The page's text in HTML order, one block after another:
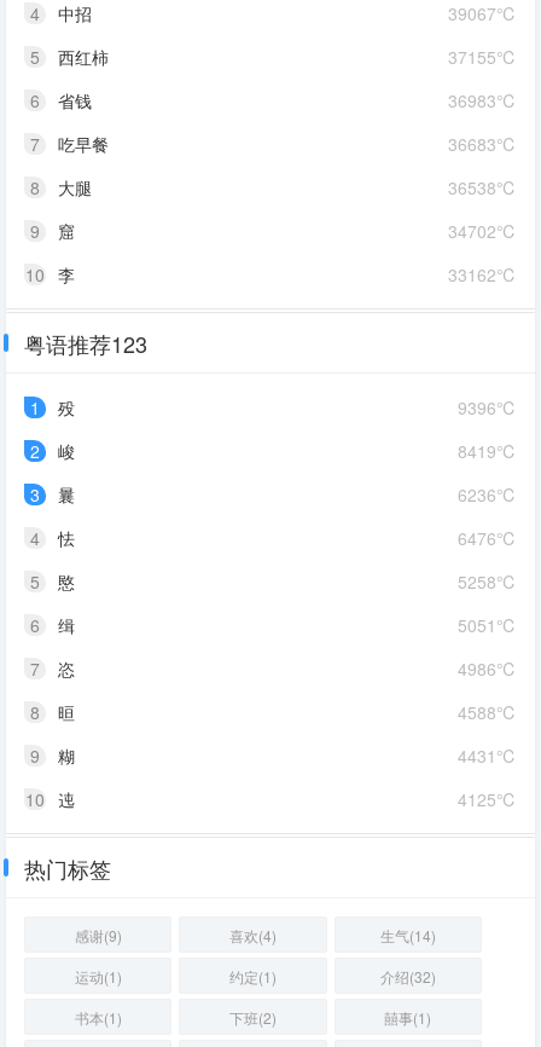
39067℃
4
中招
37155℃
5
西红柿
36983℃
6
省钱
36683℃
7
吃早餐
36538℃
8
大腿
34702℃
9
窟
33162℃
10 李
粤语推荐123
9396℃
1
殁
8419℃
2
峻
6236℃
3
曩
6476℃
4
怯
5258℃
5
愍
5051℃
6
缉
4986℃
7
恣
4588℃
8
晅
4431℃
9
糊
4125℃
10 迍
热门标签
感谢(9) 喜欢(4)
生气(14)
运动(1)
约定(1)
介绍(32)
书本(1)
下班(2)
囍事(1)